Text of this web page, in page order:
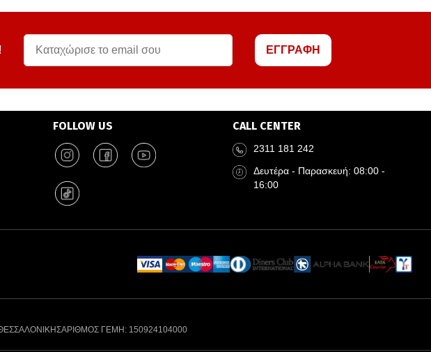
ΕΓΓΡΑΦΗ
FOLLOW US CALL CENTER
2311 181 242
Δευτέρα - Παρασκευή: 08:00 -
16:00
ΑΡΙΘΜΟΣ ΓΕΜΗ: 150924104000